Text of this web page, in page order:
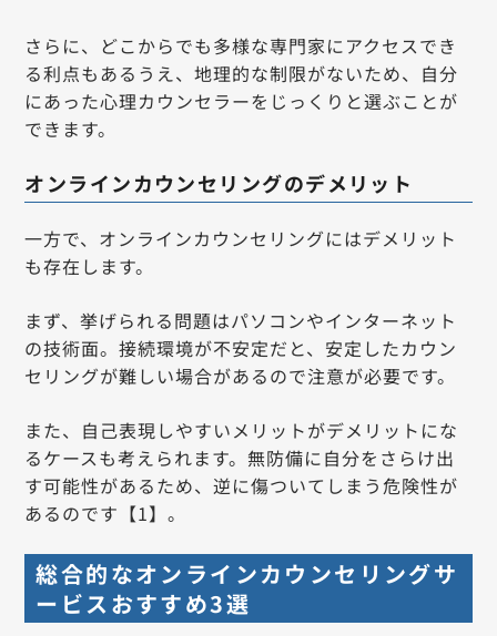
さらに、どこからでも多様な専門家にアクセスでき
る利点もあるうえ、地理的な制限がないため、自分
にあった心理カウンセラーをじっくりと選ぶことが
できます。
オンラインカウンセリングのデメリット
一方で、オンラインカウンセリングにはデメリット
も存在します。
まず、挙げられる問題はパソコンやインターネット
の技術面。接続環境が不安定だと、安定したカウン
セリングが難しい場合があるので注意が必要です。
また、自己表現しやすいメリットがデメリットにな
るケースも考えられます。無防備に自分をさらけ出
す可能性があるため、逆に傷ついてしまう危険性が
あるのです【1】。
総合的なオンラインカウンセリングサ
ービスおすすめ3選